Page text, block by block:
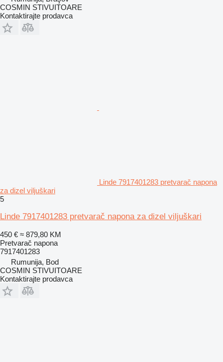
COSMIN STIVUITOARE
Kontaktirajte prodavca
Linde 7917401283 pretvarač napona
za dizel viljuškari
5
Linde 7917401283 pretvarač napona za dizel viljuškari
450 € ≈ 879,80 KM
Pretvarač napona
7917401283
Rumunija, Bod
COSMIN STIVUITOARE
Kontaktirajte prodavca